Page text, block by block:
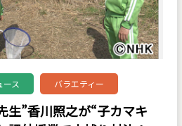
ス バラエティー
生”香川照之が“子カマキ